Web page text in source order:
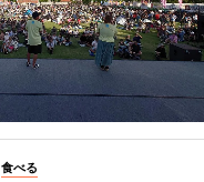
食べる